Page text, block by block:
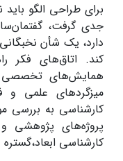
برای طراحی الگو
جدی گرفت،
دارد، یک شأن
کند. اتاق‌های فکر
همایش‌های تخصصی
میزگردهای علمی و
کارشناسی به بررسی
پروژه‌های پژوهشی
کارشناسی